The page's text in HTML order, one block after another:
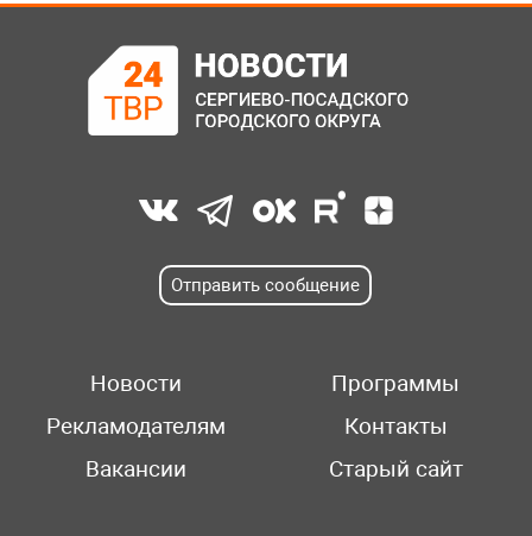
Отправить сообщение
Новости
Программы
Рекламодателям
Контакты
Вакансии
Старый сайт